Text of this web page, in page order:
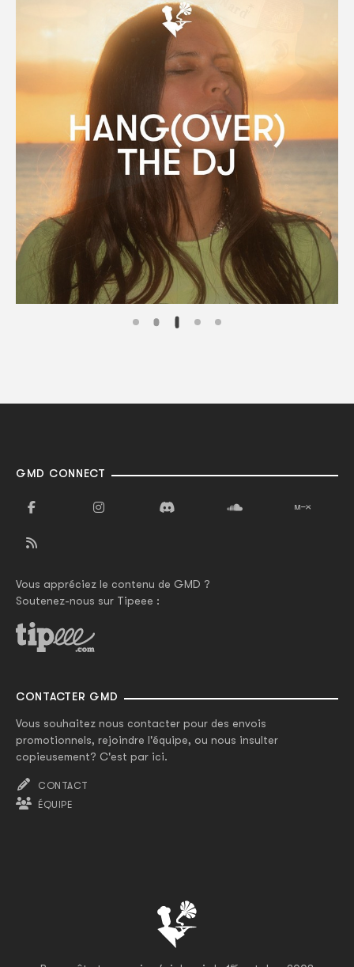
GMD CONNECT
Vous appréciez le contenu de GMD ?
Soutenez-nous sur Tipeee :
CONTACTER GMD
Vous souhaitez nous contacter pour des envois
promotionnels, rejoindre l'équipe, ou nous insulter
copieusement? C'est par ici.
CONTACT
ÉQUIPE